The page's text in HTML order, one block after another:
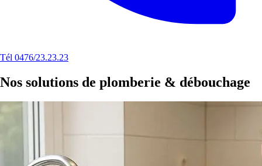
Tél 0476/23.23.23
Nos solutions de plomberie & débouchage